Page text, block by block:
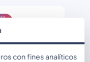
electrónico
con fines analíticos